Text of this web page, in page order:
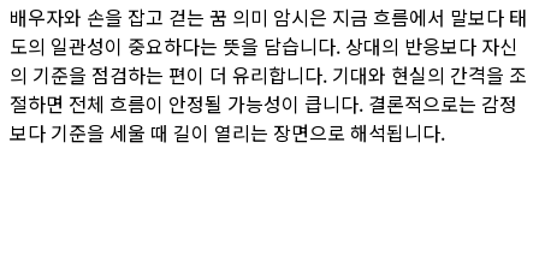
배우자와 손을 잡고 걷는 꿈 의미 암시은 지금 흐름에서 말보다 태
도의 일관성이 중요하다는 뜻을 담습니다. 상대의 반응보다 자신
의 기준을 점검하는 편이 더 유리합니다. 기대와 현실의 간격을 조
절하면 전체 흐름이 안정될 가능성이 큽니다. 결론적으로는 감정
보다 기준을 세울 때 길이 열리는 장면으로 해석됩니다.